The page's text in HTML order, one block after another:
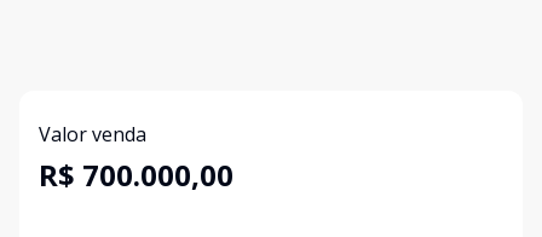
Valor venda
R$ 700.000,00